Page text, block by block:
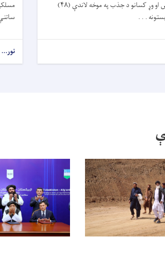
وړ کسانو د جذب په موخه لاندې (۴۸)
. . .
نور...